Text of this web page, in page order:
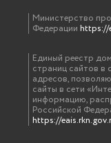
Министерство
Федерации https://
Единый реестр
страниц сайтов в
адресов,
сайты в сети
информацию,
Российской
https://